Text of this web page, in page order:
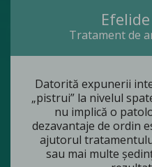
Tratament de
Datorită expunerii
„pistrui” la nivelul
nu implică o
dezavantaje de ordin
ajutorul
sau mai multe